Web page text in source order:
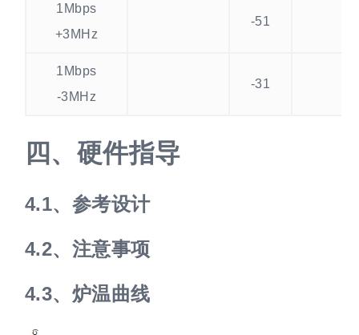
1Mbps
+3MHz
-51
1Mbps
-3MHz
-31
硬件指导
参考设计
注意事项
炉温曲线